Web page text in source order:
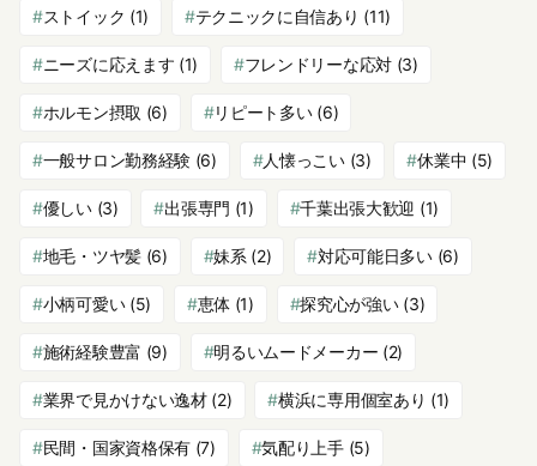
ストイック (1) テクニックに自信あり (11)
ニーズに応えます (1) フレンドリーな応対(3)
ホルモン摂取 (6) リピート多い(6)
一般サロン勤務経験 (6) 人懐っこい(3) 休業中 (5)
優しい(3) 出張専門 (1) 千葉出張大歓迎 (1)
地毛・ツヤ髪(6) 妹系 (2) 対応可能日多い(6)
小柄可愛い(5) 恵体(1) 探究心が強い(3)
施術経験豊富 (9) 明るいムードメーカー (2)
業界で見かけない逸材(2) 横浜に専用個室あり (1)
民間・国家資格保有 (7) 気配り上手(5)